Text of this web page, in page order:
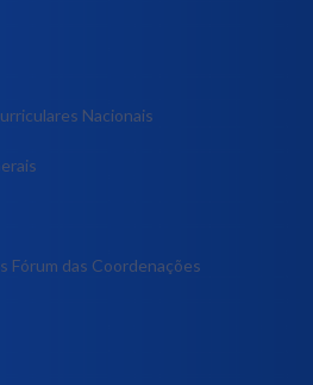
Nacionais
Fórum das Coordenações